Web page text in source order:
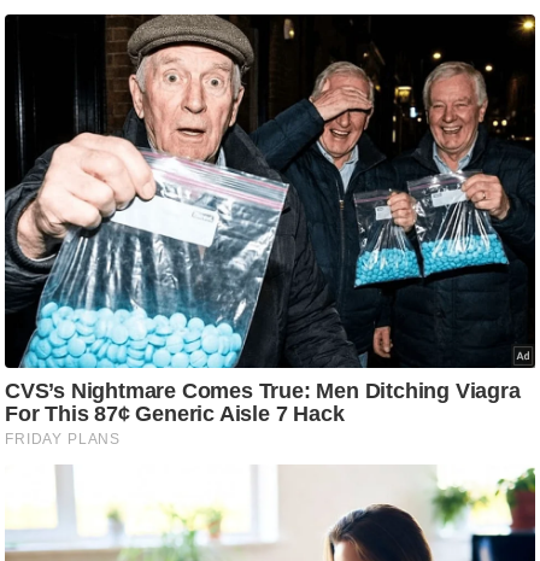
/
न
घ
रे
लू
नु
स्खे
प
र्य
ट
न
स्थ